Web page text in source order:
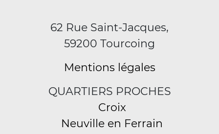
62 Rue Saint-Jacques,
59200 Tourcoing
Mentions légales
QUARTIERS PROCHES
Croix
Neuville en Ferrain